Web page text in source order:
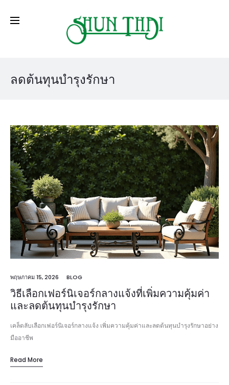
ลดต้นทุนบำรุงรักษา
พฤษภาคม 15, 2026 BLOG
วิธีเลือกเฟอร์นิเจอร์กลางแจ้งที่เพิ่มความคุ้มค่า
และลดต้นทุนบำรุงรักษา
เคล็ดลับเลือกเฟอร์นิเจอร์กลางแจ้ง เพิ่มความคุ้มค่าและลดต้นทุนบำรุงรักษาอย่าง
มืออาชีพ
Read More